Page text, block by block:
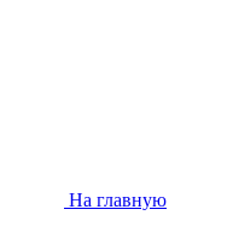
На главную